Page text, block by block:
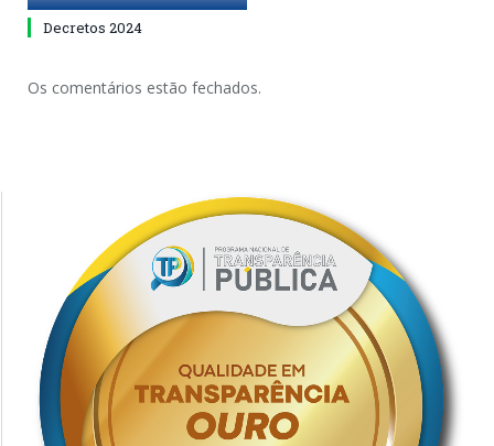
Decretos 2024
Os comentários estão fechados.